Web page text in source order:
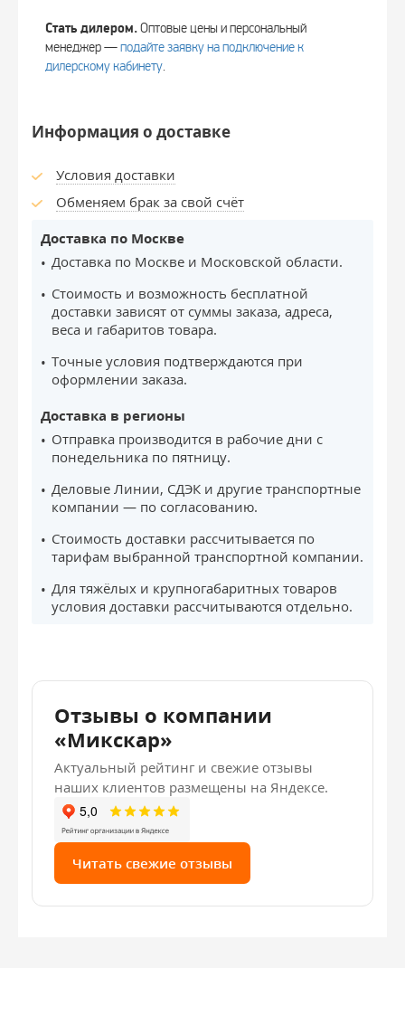
Стать дилером.Оптовые цены и персональный
менеджер —подайте заявку на подключение к
дилерскому кабинету.
Информация о доставке
Условия доставки
Обменяем брак за свой счёт
Доставка по Москве
Доставка по Москве и Московской области.
Стоимость и возможность бесплатной
доставки зависят от суммы заказа, адреса,
веса и габаритов товара.
Точные условия подтверждаются при
оформлении заказа.
Доставка в регионы
Отправка производится в рабочие дни с
понедельника по пятницу.
Деловые Линии, СДЭК и другие транспортные
компании — по согласованию.
Стоимость доставки рассчитывается по
тарифам выбранной транспортной компании.
Для тяжёлых и крупногабаритных товаров
условия доставки рассчитываются отдельно.
Отзывы о компании
«Микскар»
Актуальный рейтинг и свежие отзывы
наших клиентов размещены на Яндексе.
Читать свежие отзывы